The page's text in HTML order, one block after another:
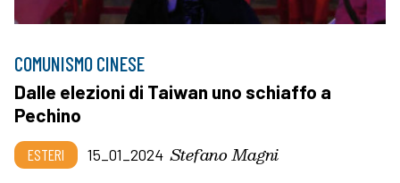
COMUNISMO CINESE
Dalle elezioni di Taiwan uno schiaffo a
Pechino
ESTERI 15_01_2024 Stefano Magni